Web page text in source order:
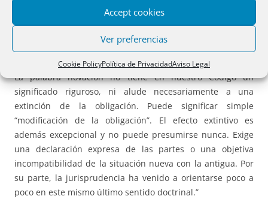
Accept cookies
Ver preferencias
Cookie PolicyPolítica de PrivacidadAviso Legal
de esta corriente es De Diego. Por otro lado, ha de
subrayarse que, aunque dentro del sistema de nuestro
Código Civil el cambio de deudor quiera construirse como
novación, ésta no tiene por qué ser una novación extintiva.
La palabra novación no tiene en nuestro Código un
significado riguroso, ni alude necesariamente a una
extinción de la obligación. Puede significar simple
“modificación de la obligación”. El efecto extintivo es
además excepcional y no puede presumirse nunca. Exige
una declaración expresa de las partes o una objetiva
incompatibilidad de la situación nueva con la antigua. Por
su parte, la jurisprudencia ha venido a orientarse poco a
poco en este mismo último sentido doctrinal.”